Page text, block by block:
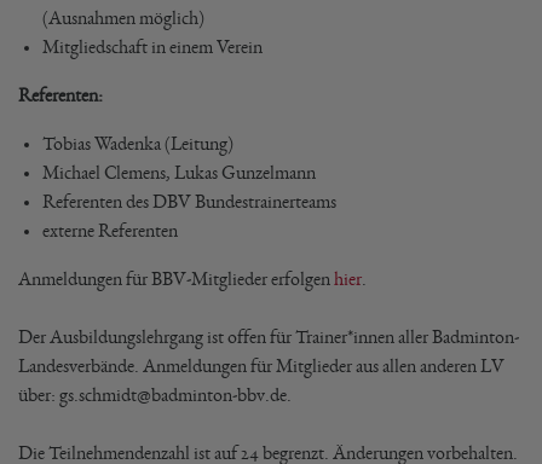
(Ausnahmen möglich)
Mitgliedschaft in einem Verein
Referenten:
Tobias Wadenka (Leitung)
Michael Clemens, Lukas Gunzelmann
Referenten des DBV Bundestrainerteams
externe Referenten
Anmeldungen für BBV-Mitglieder erfolgen hier
Der Ausbildungslehrgang ist offen für Trainer*innen aller Badminton-
Landesverbände. Anmeldungen für Mitglieder aus allen anderen LV
über: gs.schmidt@badminton-bbv.de.
Die Teilnehmendenzahl ist auf 24 begrenzt. Änderungen vorbehalten.